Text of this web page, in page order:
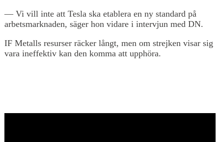
— Vi vill inte att Tesla ska etablera en ny standard på
arbetsmarknaden, säger hon vidare i intervjun med DN.
IF Metalls resurser räcker långt, men om strejken visar sig
vara ineffektiv kan den komma att upphöra.